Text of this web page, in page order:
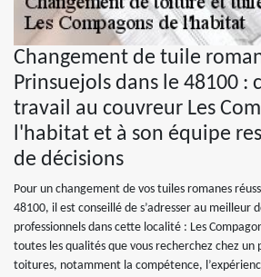
Changement de tuile
Prinsuejols dans le 48100 :
travail au couvreur Les
l'habitat et à son équipe
de décisions
Pour un changement de vos tuiles romanes
48100, il est conseillé de s’adresser au meilleur
professionnels dans cette localité : Les
toutes les qualités que vous recherchez chez un
toitures, notamment la compétence,